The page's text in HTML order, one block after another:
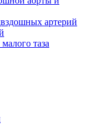
артерий
таза